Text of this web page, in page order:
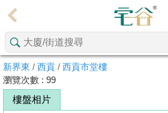
理
主
頁
搵
樓/
新界東 / 西貢 / 西貢市堂樓
瀏覽次數 : 99
樓盤相片